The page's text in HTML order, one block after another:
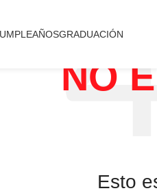
GRADUACIÓN
NO
Esto